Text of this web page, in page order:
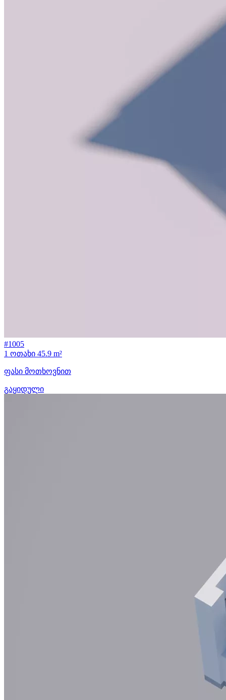
#1005
1 ოთახი 45.9 m²
ფასი მოთხოვნით
გაყიდული